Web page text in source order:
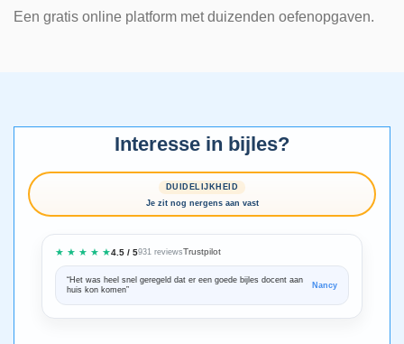
Een gratis online platform met duizenden oefenopgaven.
Interesse in bijles?
DUIDELIJKHEID
Je zit nog nergens aan vast
★ ★ ★ ★ ★4.5 / 5931 reviewsTrustpilot
“Het was heel snel geregeld dat er een goede bijles docent aan
huis kon komen”
Nancy